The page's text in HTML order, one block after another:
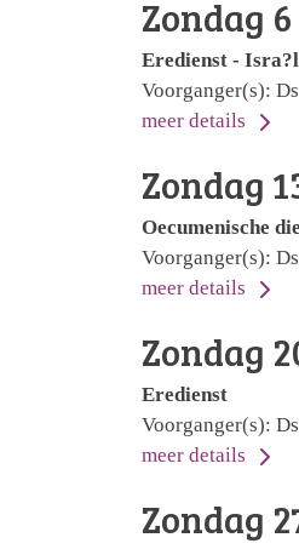
Zondag
Eredienst -
Voorganger(s):
meer details
Zondag
Oecumenische
Voorganger(s):
meer details
Zondag
Eredienst
Voorganger(s):
meer details
Zondag